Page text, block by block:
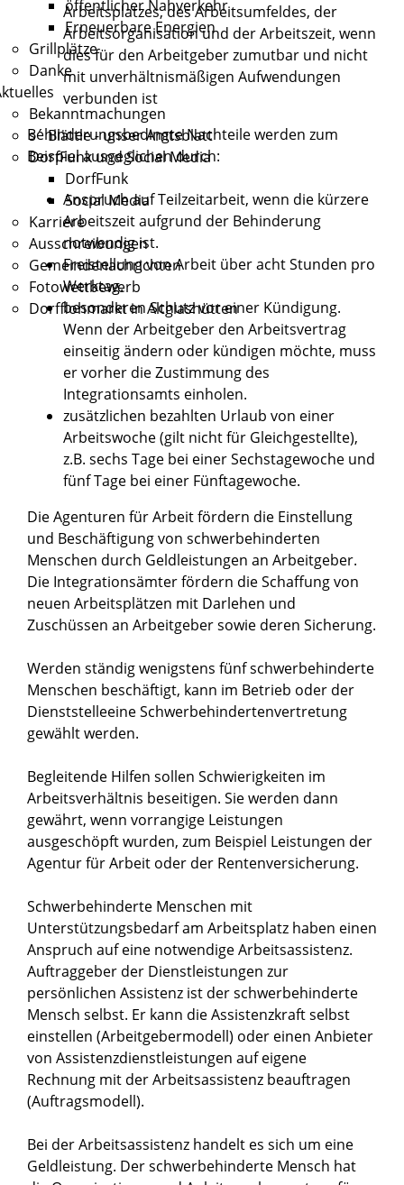
öffentlicher Nahverkehr
Erneuerbare Energien
Grillplätze
Danke
Bekanntmachungen
s´ Blättle - unser Amtsblatt
DorfFunk und Social Media
DorfFunk
Social Media
Karriere
Ausschreibungen
Gemeindenachrichten
Fotowettbewerb
Dorfflohmarkt in Altglashütten
Arbeitsplatzes, des Arbeitsumfeldes, der
Arbeitsorganisation und der Arbeitszeit, wenn
dies für den Arbeitgeber zumutbar und nicht
mit unverhältnismäßigen Aufwendungen
verbunden ist
Behinderungsbedingte Nachteile werden zum
Beispiel ausgeglichen durch:
Anspruch auf Teilzeitarbeit, wenn die kürzere
Arbeitszeit aufgrund der Behinderung
notwendig ist.
Freistellung von Arbeit über acht Stunden pro
Werktag.
besonderen Schutz vor einer Kündigung.
Wenn der Arbeitgeber den Arbeitsvertrag
einseitig ändern oder kündigen möchte, muss
er vorher die Zustimmung des
Integrationsamts einholen.
zusätzlichen bezahlten Urlaub von einer
Arbeitswoche (gilt nicht für Gleichgestellte),
z.B. sechs Tage bei einer Sechstagewoche und
fünf Tage bei einer Fünftagewoche.
Die Agenturen für Arbeit fördern die Einstellung
und Beschäftigung von schwerbehinderten
Menschen durch Geldleistungen an Arbeitgeber.
Die Integrationsämter fördern die Schaffung von
neuen Arbeitsplätzen mit Darlehen und
Zuschüssen an Arbeitgeber sowie deren Sicherung.
Werden ständig wenigstens fünf schwerbehinderte
Menschen beschäftigt, kann im Betrieb oder der
Dienststelleeine Schwerbehindertenvertretung
gewählt werden.
Begleitende Hilfen sollen Schwierigkeiten im
Arbeitsverhältnis beseitigen. Sie werden dann
gewährt, wenn vorrangige Leistungen
ausgeschöpft wurden, zum Beispiel Leistungen der
Agentur für Arbeit oder der Rentenversicherung.
Schwerbehinderte Menschen mit
Unterstützungsbedarf am Arbeitsplatz haben einen
Anspruch auf eine notwendige Arbeitsassistenz.
Auftraggeber der Dienstleistungen zur
persönlichen Assistenz ist der schwerbehinderte
Mensch selbst. Er kann die Assistenzkraft selbst
einstellen (Arbeitgebermodell) oder einen Anbieter
von Assistenzdienstleistungen auf eigene
Rechnung mit der Arbeitsassistenz beauftragen
(Auftragsmodell).
Bei der Arbeitsassistenz handelt es sich um eine
Geldleistung. Der schwerbehinderte Mensch hat